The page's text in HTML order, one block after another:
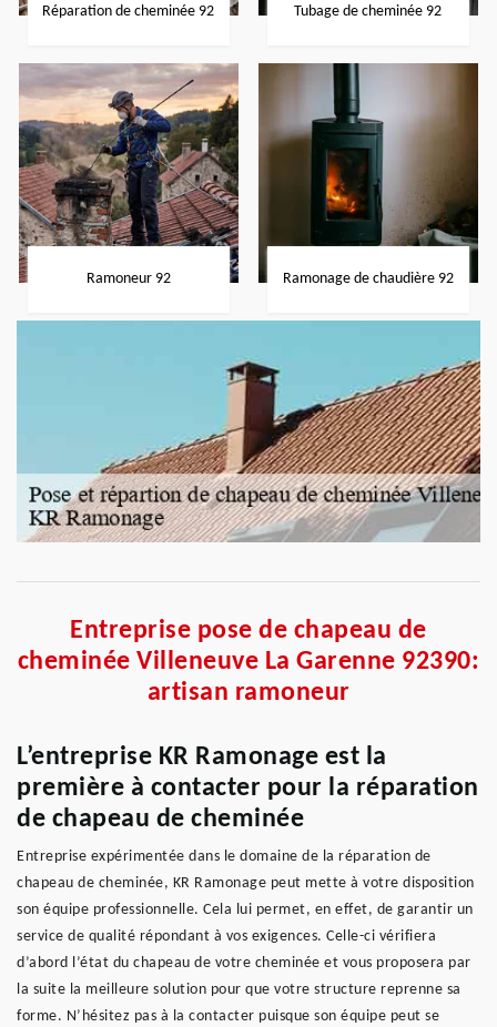
Réparation de cheminée 92 Tubage de cheminée 92
Ramoneur 92 Ramonage de chaudière 92
Entreprise pose de chapeau de
cheminée Villeneuve La Garenne 92390:
artisan ramoneur
L’entreprise KR Ramonage est la
première à contacter pour la réparation
de chapeau de cheminée
Entreprise expérimentée dans le domaine de la réparation de
chapeau de cheminée, KR Ramonage peut mette à votre disposition
son équipe professionnelle. Cela lui permet, en effet, de garantir un
service de qualité répondant à vos exigences. Celle-ci vérifiera
d’abord l’état du chapeau de votre cheminée et vous proposera par
la suite la meilleure solution pour que votre structure reprenne sa
forme. N’hésitez pas à la contacter puisque son équipe peut se